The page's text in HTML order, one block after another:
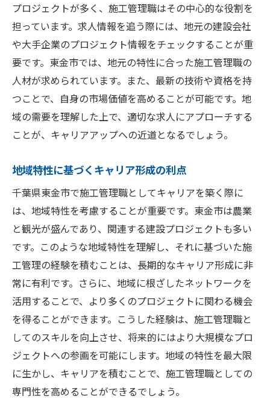
プロジェクト管理のスキルを磨く方法
チームマネジメント能力の育成
新技術の導入がもたらすスキルアップの機
会
施工管理職における資格取得のメリット
キャリアアップが可能な東金市の施工管理職求
人の魅力
昇進と昇給の具体的なステップ
地域密着型企業の魅力とその求人情報
フレキシブルな働き方が可能な企業の特徴
施工管理職に求められる新しいスキルセッ
ト
求人選びの際のチェックポイント
施工管理職でキャリアを築くための東金市特有
のポイント
東金市における建設業界のトレンド
地域プロジェクトの参加がもたらすキャリ
アの成長
地元コミュニティとの関係構築が重要な理
プロジェクトが多く、施工管理職はその中心的な役割を
担っています。求人情報を追う際には、地元の建設会社
や大手企業のプロジェクト情報をチェックすることが重
要です。東金市では、地元の特性に合った施工管理職の
人材が求められています。また、最新の技術や資格を持
つことで、自身の市場価値を高めることが可能です。地
域の需要を理解した上で、適切な求人にアプローチする
ことが、キャリアアップへの近道となるでしょう。
地域特性に基づくキャリア形成の利点
千葉県東金市で施工管理職としてキャリアを築く際に
は、地域特性を考慮することが重要です。東金市は農業
と観光が盛んであり、関連する建設プロジェクトも多い
です。このような地域特性を理解し、それに基づいた施
工管理の経験を積むことは、長期的なキャリア形成に非
常に有利です。さらに、地域に根ざしたネットワークを
活用することで、より多くのプロジェクトに関わる機会
を得ることができます。こうした経験は、施工管理職と
してのスキルを向上させ、将来的にはより大規模なプロ
ジェクトへの参画を可能にします。地域の特性を最大限
に生かし、キャリアを積むことで、施工管理職としての
専門性を高めることができるでしょう。